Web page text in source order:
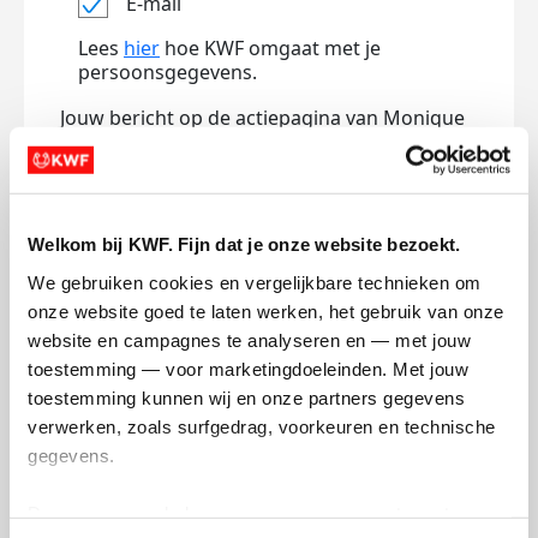
Welkom bij KWF. Fijn dat je onze website bezoekt.
We gebruiken cookies en vergelijkbare technieken om
onze website goed te laten werken, het gebruik van onze
website en campagnes te analyseren en — met jouw
toestemming — voor marketingdoeleinden. Met jouw
toestemming kunnen wij en onze partners gegevens
verwerken, zoals surfgedrag, voorkeuren en technische
gegevens.
Lees hier hoe KWF omgaat met je
persoonsgegevens.
Jouw bericht op de actiepagina van Monique
de Vogel (optioneel)
0/150
Naam die op de pagina verschijnt
Volgende
Volgende